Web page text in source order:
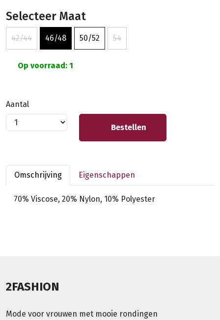
Selecteer Maat
42/44 46/48 50/52 54
Op voorraad: 1
Aantal
Bestellen
Omschrijving Eigenschappen
70% Viscose, 20% Nylon, 10% Polyester
2FASHION
Mode voor vrouwen met mooie rondingen